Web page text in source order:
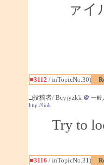
ァイ
■3112 / inTopicNo.30)
□投稿者/ Bcyjyzkk ＠ 一般
http://link
Try to
■3116 / inTopicNo.31)